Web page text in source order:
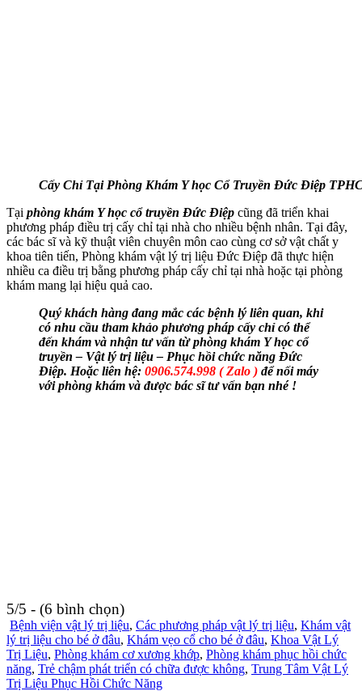
Cấy Chỉ Tại Phòng Khám Y học Cổ Truyền Đức Điệp
Tại phòng khám Y học cổ truyền Đức Điệp cũng đã triển khai
phương pháp điều trị cấy chỉ tại nhà cho nhiều bệnh nhân. Tại đây,
các bác sĩ và kỹ thuật viên chuyên môn cao cùng cơ sở vật chất y
khoa tiên tiến, Phòng khám vật lý trị liệu Đức Điệp đã thực hiện
nhiều ca điều trị bằng phương pháp cấy chỉ tại nhà hoặc tại phòng
khám mang lại hiệu quả cao.
Quý khách hàng đang mắc các bệnh lý liên quan, khi
có nhu cầu tham khảo phương pháp cấy chỉ có thể
đến khám và nhận tư vấn từ phòng khám Y học cổ
truyền – Vật lý trị liệu – Phục hồi chức năng Đức
Điệp. Hoặc liên hệ: 0906.574.998 ( Zalo ) để nối máy
với phòng khám và được bác sĩ tư vấn bạn nhé !
5/5 - (6 bình chọn)
Bệnh viện vật lý trị liệu, Các phương pháp vật lý trị liệu, Khám vật
lý trị liệu cho bé ở đâu, Khám vẹo cổ cho bé ở đâu, Khoa Vật Lý
Trị Liệu, Phòng khám cơ xương khớp, Phòng khám phục hồi chức
năng, Trẻ chậm phát triển có chữa được không, Trung Tâm Vật Lý
Trị Liệu Phục Hồi Chức Năng